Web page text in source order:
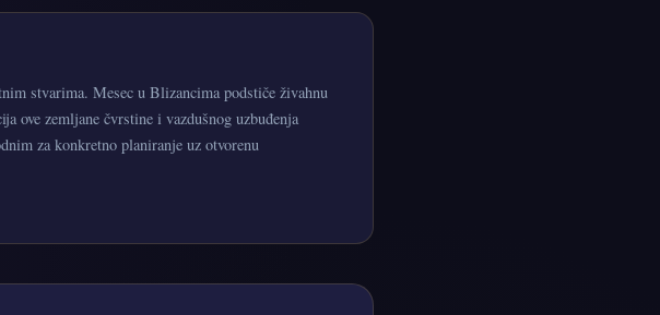
stvarima. Mesec u Blizancima podstiče živahnu
ove zemljane čvrstine i vazdušnog uzbuđenja
za konkretno planiranje uz otvorenu